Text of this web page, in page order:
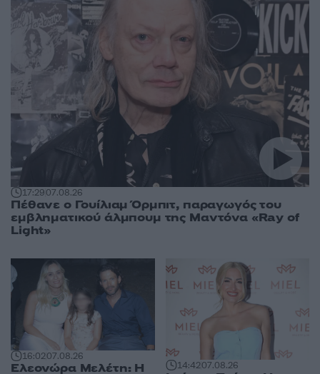
17:2907.08.26
Πέθανε ο Γουίλιαμ Όρμπιτ, παραγωγός του
εμβληματικού άλμπουμ της Μαντόνα «Ray of
Light»
16:0207.08.26
Ελεονώρα Μελέτη: Η
14:4207.08.26